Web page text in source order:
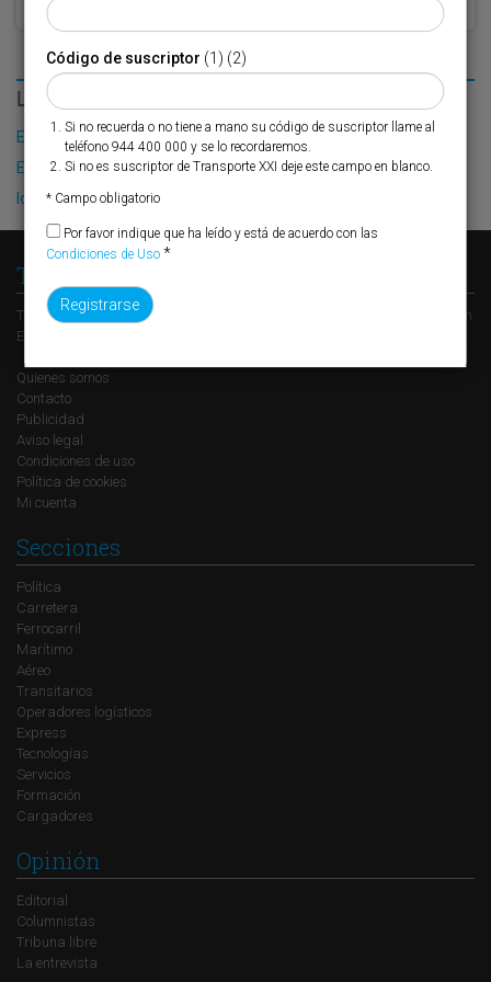
LO MÁS LEÍDO
El Puerto de Valencia crecerá en oferta ro-pax
El contenedor sonríe en España
IoT y la revolución sostenible de la logística
Transporte XXI
Transporte XXI es el periódico de referencia del transporte y la logística en
España, perteneciente al Grupo XXI de Comunicación Empresarial.
Quienes somos
Contacto
Publicidad
Aviso legal
Condiciones de uso
Política de cookies
Mi cuenta
Secciones
Política
Carretera
Ferrocarril
Marítimo
Aéreo
Transitarios
Operadores logísticos
Express
Tecnologías
Servicios
Formación
Cargadores
Opinión
Editorial
Columnistas
Tribuna libre
La entrevista
Código de suscriptor (1) (2)
Si no recuerda o no tiene a mano su código de suscriptor llame al
teléfono 944 400 000 y se lo recordaremos.
Si no es suscriptor de Transporte XXI deje este campo en blanco.
* Campo obligatorio
Por favor indique que ha leído y está de acuerdo con las
Condiciones de Uso *